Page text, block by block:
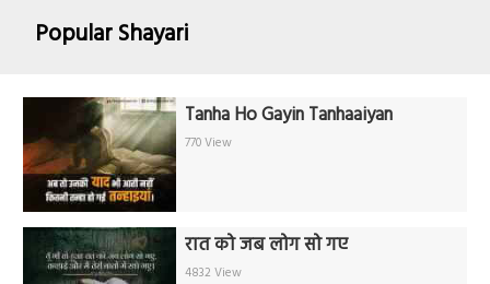
Popular Shayari
Tanha Ho Gayin Tanhaaiyan
770 View
रात को जब लोग सो गए
4832 View